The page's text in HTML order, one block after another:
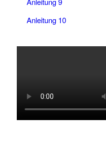
Anleitung 10